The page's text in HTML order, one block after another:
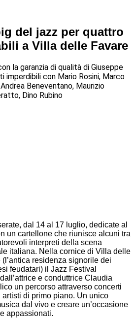
del jazz per quattro
a Villa delle Favare
la garanzia di qualità di Giuseppe
imperdibili con Mario Rosini, Marco
Beneventano, Maurizio
Dino Rubino
dal 14 al 17 luglio, dedicate al
un cartellone che riunisce alcuni tra
interpreti della scena
italiana. Nella cornice di Villa delle
(l’antica residenza signorile dei
feudatari) il Jazz Festival
e conduttrice Claudia
un percorso attraverso concerti
di primo piano. Un unico
dal vivo e creare un’occasione
appassionati.